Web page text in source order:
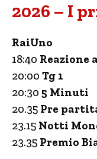
2026 – I
RaiUno
18:40 Reazione
20:00 Tg 1
20:30 5 Minuti
20.35 Pre
23.15 Notti
23.35 Premio